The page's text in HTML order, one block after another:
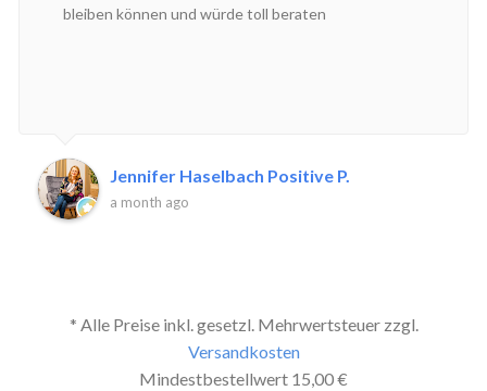
bleiben können und würde toll beraten
Jennifer Haselbach Positive P.
a month ago
* Alle Preise inkl. gesetzl. Mehrwertsteuer zzgl.
Versandkosten
Mindestbestellwert 15,00 €